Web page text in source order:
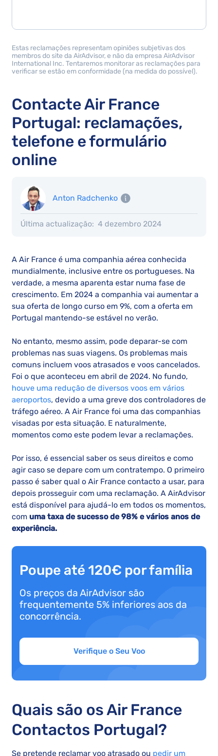
Estas reclamações representam opiniões subjetivas dos
membros do site da AirAdvisor, e não da empresa AirAdvisor
International Inc. Tentaremos monitorar as reclamações para
verificar se estão em conformidade (na medida do possível).
Contacte Air France
Portugal: reclamações,
telefone e formulário
online
Anton Radchenko
Última actualização: 4 dezembro 2024
A Air France é uma companhia aérea conhecida
mundialmente, inclusive entre os portugueses. Na
verdade, a mesma aparenta estar numa fase de
crescimento. Em 2024 a companhia vai aumentar a
sua oferta de longo curso em 9%, com a oferta em
Portugal mantendo-se estável no verão.
No entanto, mesmo assim, pode deparar-se com
problemas nas suas viagens. Os problemas mais
comuns incluem voos atrasados e voos cancelados.
Foi o que aconteceu em abril de 2024. No fundo,
houve uma redução de diversos voos em vários
aeroportos, devido a uma greve dos controladores de
tráfego aéreo. A Air France foi uma das companhias
visadas por esta situação. E naturalmente,
momentos como este podem levar a reclamações.
Por isso, é essencial saber os seus direitos e como
agir caso se depare com um contratempo. O primeiro
passo é saber qual o Air France contacto a usar, para
depois prosseguir com uma reclamação. A AirAdvisor
está disponível para ajudá-lo em todos os momentos,
com uma taxa de sucesso de 98% e vários anos de
experiência.
Poupe até 120€ por família
Os preços da AirAdvisor são
frequentemente 5% inferiores aos da
concorrência.
Verifique o Seu Voo
Quais são os Air France
Contactos Portugal?
Se pretende reclamar voo atrasado ou pedir um